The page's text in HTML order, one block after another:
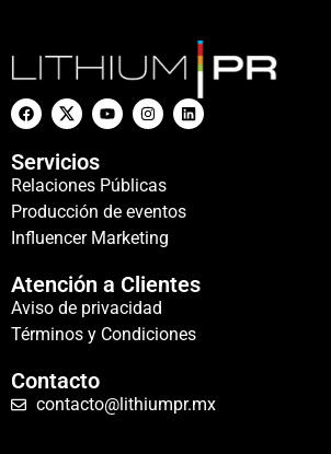
Servicios
Relaciones Públicas
Producción de eventos
Influencer Marketing
Atención a Clientes
Aviso de privacidad
Términos y Condiciones
Contacto
contacto@lithiumpr.mx